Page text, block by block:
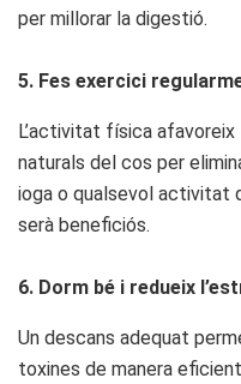
per millorar la digestió.
5. Fes exercici
L’activitat física afavoreix
naturals del cos per
ioga o qualsevol activitat
serà beneficiós.
6. Dorm bé i redueix
Un descans adequat
toxines de manera